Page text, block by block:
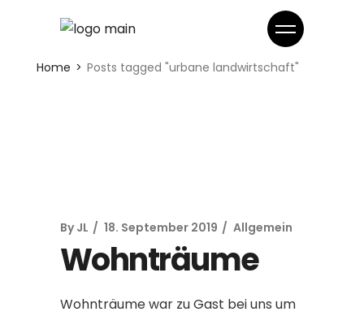
Home Posts tagged "urbane landwirtschaft"
By JL 18. September 2019 Allgemein
Wohnträume
Wohnträume war zu Gast bei uns um